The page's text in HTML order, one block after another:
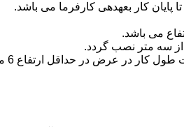
پایان کار بعهده­ی کارفرما می باشد.
می باشد.